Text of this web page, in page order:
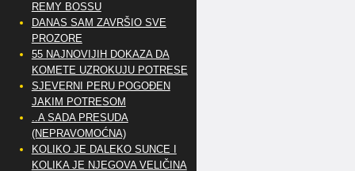
REMY BOSSU
DANAS SAM ZAVRŠIO SVE
PROZORE
55 NAJNOVIJIH DOKAZA DA
KOMETE UZROKUJU POTRESE
SJEVERNI PERU POGOĐEN
JAKIM POTRESOM
..A SADA PRESUDA
(NEPRAVOMOĆNA)
KOLIKO JE DALEKO SUNCE I
KOLIKA JE NJEGOVA VELIČINA